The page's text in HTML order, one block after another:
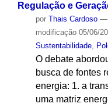
Regulação e
por Thais Cardoso —
modificação05/06/
Sustentabilidade,
O debate
busca de fontes
energia: 1. a
uma matriz